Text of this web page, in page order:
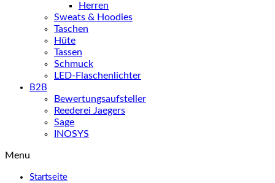
Herren
Sweats & Hoodies
Taschen
Hüte
Tassen
Schmuck
LED-Flaschenlichter
B2B
Bewertungsaufsteller
Reederei Jaegers
Sage
INOSYS
Menu
Startseite